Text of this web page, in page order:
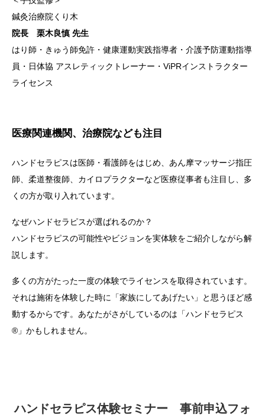
鍼灸治療院くり木
院長 栗木良慎 先生
はり師・きゅう師免許・健康運動実践指導者・介護予防運動指導
員・日体協 アスレティックトレーナー・ViPRインストラクター
ライセンス
医療関連機関、治療院なども注目
ハンドセラピスは医師・看護師をはじめ、あん摩マッサージ指圧
師、柔道整復師、カイロプラクターなど医療従事者も注目し、多
くの方が取り入れています。
なぜハンドセラピスが選ばれるのか？
ハンドセラピスの可能性やビジョンを実体験をご紹介しながら解
説します。
多くの方がたった一度の体験でライセンスを取得されています。
それは施術を体験した時に「家族にしてあげたい」と思うほど感
動するからです。あなたがさがしているのは「ハンドセラピス
®」かもしれません。
ハンドセラピス体験セミナー 事前申込フォ